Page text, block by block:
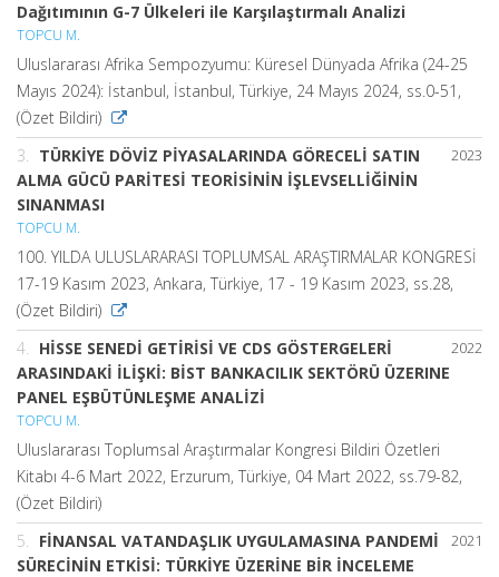
Dağıtımının G-7 Ülkeleri ile Karşılaştırmalı Analizi
TOPCU M.
Uluslararası Afrika Sempozyumu: Küresel Dünyada Afrika (24-25
Mayıs 2024): İstanbul, İstanbul, Türkiye, 24 Mayıs 2024, ss.0-51,
(Özet Bildiri)
2023
3. TÜRKİYE DÖVİZ PİYASALARINDA GÖRECELİ SATIN
ALMA GÜCÜ PARİTESİ TEORİSİNİN İŞLEVSELLİĞİNİN
SINANMASI
TOPCU M.
100. YILDA ULUSLARARASI TOPLUMSAL ARAŞTIRMALAR KONGRESİ
17-19 Kasım 2023, Ankara, Türkiye, 17 - 19 Kasım 2023, ss.28,
(Özet Bildiri)
2022
4. HİSSE SENEDİ GETİRİSİ VE CDS GÖSTERGELERİ
ARASINDAKİ İLİŞKİ: BİST BANKACILIK SEKTÖRÜ ÜZERINE
PANEL EŞBÜTÜNLEŞME ANALİZİ
TOPCU M.
Uluslararası Toplumsal Araştırmalar Kongresi Bildiri Özetleri
Kitabı 4-6 Mart 2022, Erzurum, Türkiye, 04 Mart 2022, ss.79-82,
(Özet Bildiri)
2021
5. FİNANSAL VATANDAŞLIK UYGULAMASINA PANDEMİ
SÜRECİNİN ETKİSİ: TÜRKİYE ÜZERİNE BİR İNCELEME